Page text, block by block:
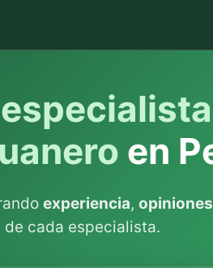
en
experiencia,
de cada especialista.